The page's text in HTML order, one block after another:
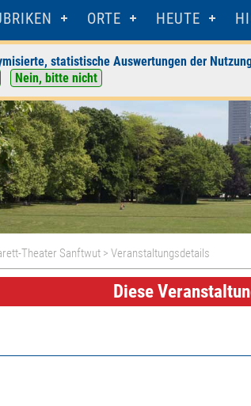
ORTE HEUTE
statistische Auswertungen der
Nein, bitte nicht
Theater Sanftwut > Veranstaltungsdetails
Diese